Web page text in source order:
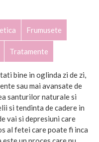
Frumusete
Tratamente
bine in oglinda zi de zi,
sau mai avansate de
santurilor naturale si
si tendinta de cadere in
vai si depresiuni care
al fetei care poate fi inca